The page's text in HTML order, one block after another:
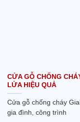
CỬA GỖ CHỐNG
LỬA HIỆU QUẢ
Cửa gỗ chống cháy
gia đình, công trình